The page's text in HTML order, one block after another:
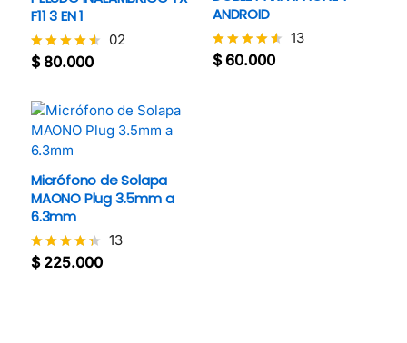
F11 3 EN 1
Valorado
de 5
02
$80.000
ANDROID
Valorado
13
$60.000
Micrófono de Solapa
MAONO Plug 3.5mm a
6.3mm
Valorado
13
$225.000